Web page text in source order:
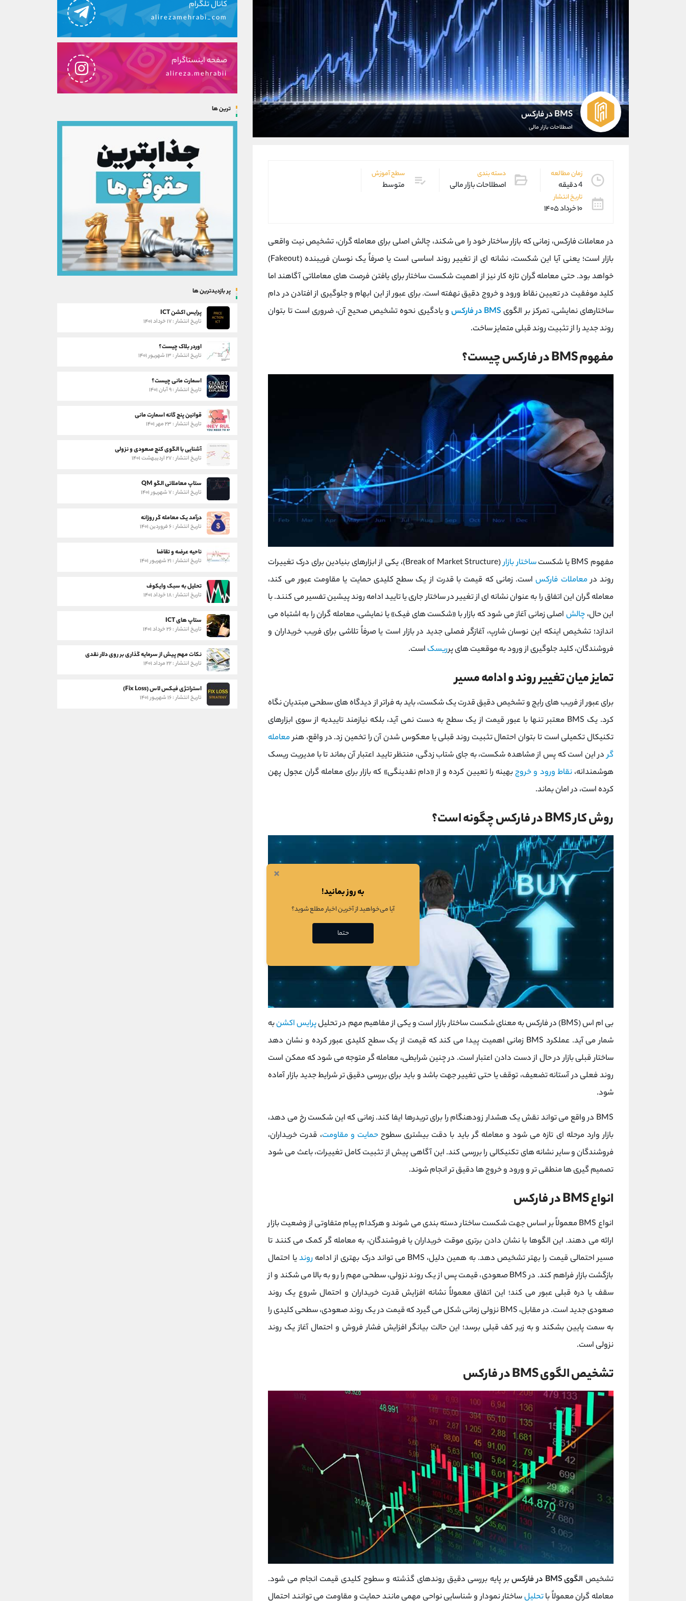
BMS در فارکس
اصطلاحات بازار مالی
زمان مطالعه
4 دقیقه
دسته بندی
اصطلاحات بازار مالی
سطح آموزش
متوسط
تاریخ انتشار
۱۰ خرداد ۱۴۰۵
در معاملات فارکس، زمانی که بازار ساختار خود را می‌ شکند، چالش اصلی برای معامله‌ گران، تشخیص نیت واقعی
بازار است؛ یعنی آیا این شکست، نشانه‌ ای از تغییر روند اساسی است یا صرفاً یک نوسان فریبنده (Fakeout)
خواهد بود. حتی معامله‌ گران تازه‌ کار نیز از اهمیت شکست ساختار برای یافتن فرصت‌ های معاملاتی آگاهند اما
کلید موفقیت در تعیین نقاط ورود و خروج دقیق نهفته است. برای عبور از این ابهام و جلوگیری از افتادن در دام
ساختارهای نمایشی، تمرکز بر الگوی BMS در فارکس
و یادگیری نحوه تشخیص صحیح آن، ضروری است تا بتوان
روند جدید را از تثبیت روند قبلی متمایز ساخت.
مفهوم BMS در فارکس چیست؟
مفهوم BMS یا شکست ساختار بازار
(Break of Market Structure)، یکی از ابزارهای بنیادین برای درک تغییرات
روند درمعاملات فارکساست. زمانی که قیمت با قدرت از یک سطح کلیدی حمایت یا مقاومت عبور می کند،
معامله‌ گران این اتفاق را به عنوان نشانه ‌ای از تغییر در ساختار جاری یا تایید ادامه روند پیشین تفسیر می کنند. با
این حال، چالش اصلی زمانی آغاز می ‌شود که بازار با «شکست ‌های فیک» یا نمایشی، معامله‌ گران را به اشتباه می
‌اندازد؛ تشخیص اینکه این نوسان شارپ، آغازگر فصلی جدید در بازار است یا صرفاً تلاشی برای فریب خریداران و
فروشندگان، کلید جلوگیری از ورود به موقعیت ‌های پرریسک است.
تمایز میان تغییر روند و ادامه مسیر
برای عبور از فریب ‌های رایج و تشخیص دقیق قدرت یک شکست، باید به فراتر از دیدگاه‌ های سطحی مبتدیان نگاه
کرد. یک BMS معتبر تنها با عبور قیمت از یک سطح به دست نمی ‌آید، بلکه نیازمند تاییدیه از سوی ابزارهای
تکنیکال تکمیلی است تا بتوان احتمال تثبیت روند قبلی یا معکوس شدن آن را تخمین زد. در واقع، هنرمعامله
‌گردر این است که پس از مشاهده شکست، به جای شتاب ‌زدگی، منتظر تایید اعتبار آن بماند تا با مدیریت ریسک
هوشمندانه،نقاط ورود و خروجبهینه را تعیین کرده و از «دام نقدینگی» که بازار برای معامله‌ گران عجول پهن
کرده است، در امان بماند.
روش کار BMS در فارکس چگونه است؟
بی ‌ام ‌اس (BMS) در فارکس به معنای شکست ساختار بازار است و یکی از مفاهیم مهم در تحلیل پرایس ‌اکشنبه
شمار می ‌آید. عملکرد BMS زمانی اهمیت پیدا می ‌کند که قیمت از یک سطح کلیدی عبور کرده و نشان دهد
ساختار قبلی بازار در حال از دست دادن اعتبار است. در چنین شرایطی، معامله‌ گر متوجه می‌ شود که ممکن است
روند فعلی در آستانه تضعیف، توقف یا حتی تغییر جهت باشد و باید برای بررسی دقیق ‌تر شرایط جدید بازار آماده
شود.
BMS در واقع می ‌تواند نقش یک هشدار زودهنگام را برای تریدرها ایفا کند. زمانی که این شکست رخ می ‌دهد،
بازار وارد مرحله ‌ای تازه می ‌شود و معامله ‌گر باید با دقت بیشتری سطوححمایت و مقاومت، قدرت خریداران،
فروشندگان و سایر نشانه‌ های تکنیکالی را بررسی کند. این آگاهی پیش از تثبیت کامل تغییرات، باعث می ‌شود
تصمیم گیری ‌ها منطقی‌ تر و ورود و خروج‌ ها دقیق ‌تر انجام شوند.
انواع BMS در فارکس
انواع BMS معمولاً بر اساس جهت شکست ساختار دسته ‌بندی می‌ شوند و هرکدام پیام متفاوتی از وضعیت بازار
ارائه می‌ دهند. این الگوها با نشان دادن برتری موقت خریداران یا فروشندگان، به معامله ‌گر کمک می‌ کنند تا
مسیر احتمالی قیمت را بهتر تشخیص دهد. به همین دلیل، BMS می ‌تواند درک بهتری از ادامه
روندیا احتمال
بازگشت بازار فراهم کند. در BMS صعودی، قیمت پس از یک روند نزولی، سطحی مهم را رو به بالا می ‌شکند و از
سقف یا دره قبلی عبور می‌ کند؛ این اتفاق معمولاً نشانه افزایش قدرت خریداران و احتمال شروع یک روند
صعودی جدید است. در مقابل، BMS نزولی زمانی شکل می گیرد که قیمت در یک روند صعودی، سطحی کلیدی را
به سمت پایین بشکند و به زیر کف قبلی برسد؛ این حالت بیانگر افزایش فشار فروش و احتمال آغاز یک روند
نزولی است.
تشخیص الگوی BMS در فارکس
تشخیص الگوی BMS در فارکس
بر پایه بررسی دقیق روندهای گذشته و سطوح کلیدی قیمت انجام می ‌شود.
معامله ‌گران معمولاً باتحلیلساختار نمودار و شناسایی نواحی مهمی مانند حمایت و مقاومت می ‌توانند احتمال
کانال تلگرام
alirezamehrabi_com
صفحه اینستاگرام
alireza.mehrabii
ترین ها
پر بازدیدترین ها
پرایس اکشن ICT
تاریخ انتشار : ۱۷ خرداد ۱۴۰۱
اوردر بلاک چیست؟
تاریخ انتشار : ۱۳ شهریور ۱۴۰۱
اسمارت مانی چیست؟
تاریخ انتشار : ۹ آبان ۱۴۰۱
قوانین پنج گانه اسمارت مانی
تاریخ انتشار : ۲۳ مهر ۱۴۰۱
آشنایی با الگوی کنج صعودی و نزولی
تاریخ انتشار : ۲۷ اردیبهشت ۱۴۰۱
ستاپ معاملاتی الگو QM
تاریخ انتشار : ۷ شهریور ۱۴۰۱
درآمد یک معامله گر روزانه
تاریخ انتشار : ۶ فروردین ۱۴۰۱
ناحیه عرضه و تقاضا
تاریخ انتشار : ۲۱ شهریور ۱۴۰۱
تحلیل به سبک وایکوف
تاریخ انتشار : ۱۸ خرداد ۱۴۰۱
ستاپ های ICT
تاریخ انتشار : ۲۶ خرداد ۱۴۰۱
نکات مهم پیش از سرمایه گذاری بر روی دلار نقدی
تاریخ انتشار : ۲۲ مرداد ۱۴۰۱
استراتژی فیکس لاس (Fix Loss)
تاریخ انتشار : ۱۶ شهریور ۱۴۰۱
×
به روز بمانید!
آیا می‌خواهید از آخرین اخبار مطلع شوید؟
حتما